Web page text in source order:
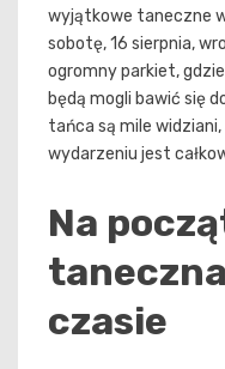
wyjątkowe taneczne
sobotę, 16 sierpnia,
ogromny parkiet,
będą mogli bawić się
tańca są mile widziani,
wydarzeniu jest
Na
czasie